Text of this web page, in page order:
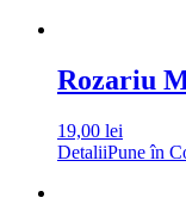
Rozariu
19,00 lei
DetaliiPune în